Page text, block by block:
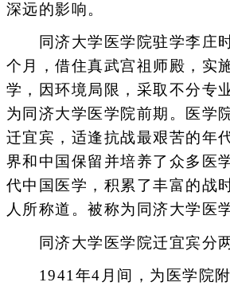
深远的影响。
同济大学医学院驻学李庄
个月，借住真武宫祖师殿，实
学，因环境局限，采取不分专
为同济大学医学院前期。医学
迁宜宾，适逢抗战最艰苦的年
界和中国保留并培养了众多医
代中国医学，积累了丰富的战
人所称道。被称为同济大学医
同济大学医学院迁宜宾分两
1941年4月间，为医学院附